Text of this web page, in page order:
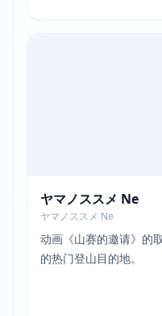
ヤマノススメ Ne
ヤマノススメ Ne
动画《山赛的邀请》的
的热门登山目的地。